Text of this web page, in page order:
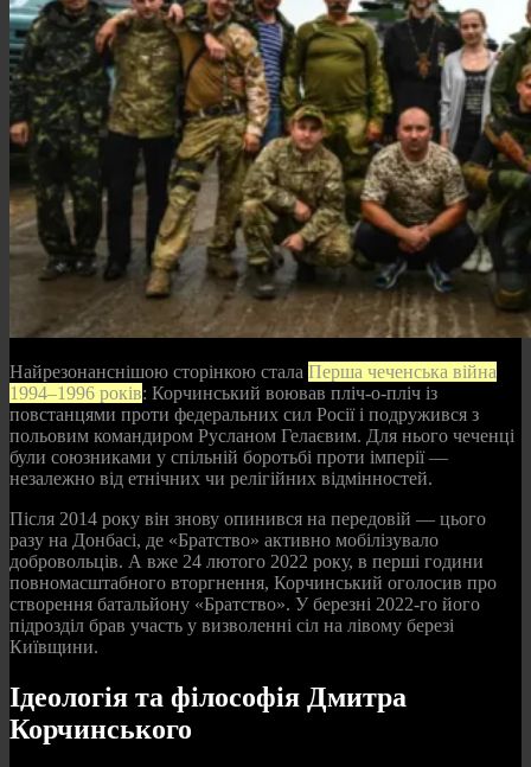
Найрезонанснішою сторінкою стала Перша чеченська війна
1994–1996 років: Корчинський воював пліч-о-пліч із
повстанцями проти федеральних сил Росії і подружився з
польовим командиром Русланом Гелаєвим. Для нього чеченці
були союзниками у спільній боротьбі проти імперії —
незалежно від етнічних чи релігійних відмінностей.
Після 2014 року він знову опинився на передовій — цього
разу на Донбасі, де «Братство» активно мобілізувало
добровольців. А вже 24 лютого 2022 року, в перші години
повномасштабного вторгнення, Корчинський оголосив про
створення батальйону «Братство». У березні 2022-го його
підрозділ брав участь у визволенні сіл на лівому березі
Київщини.
Ідеологія та філософія Дмитра
Корчинського